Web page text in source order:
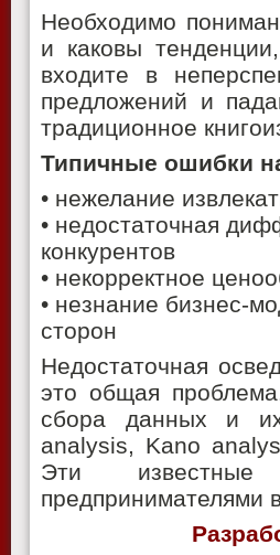
Необходимо
и каковы
входите в
предложений и
традиционное
Типичные ошибки
• нежелание
• недостаточная
конкурентов
• некорректное
• незнание бизнес-
сторон
Недостаточная
это общая
сбора данных и
analysis, Kano
Эти известные
предпринимателями